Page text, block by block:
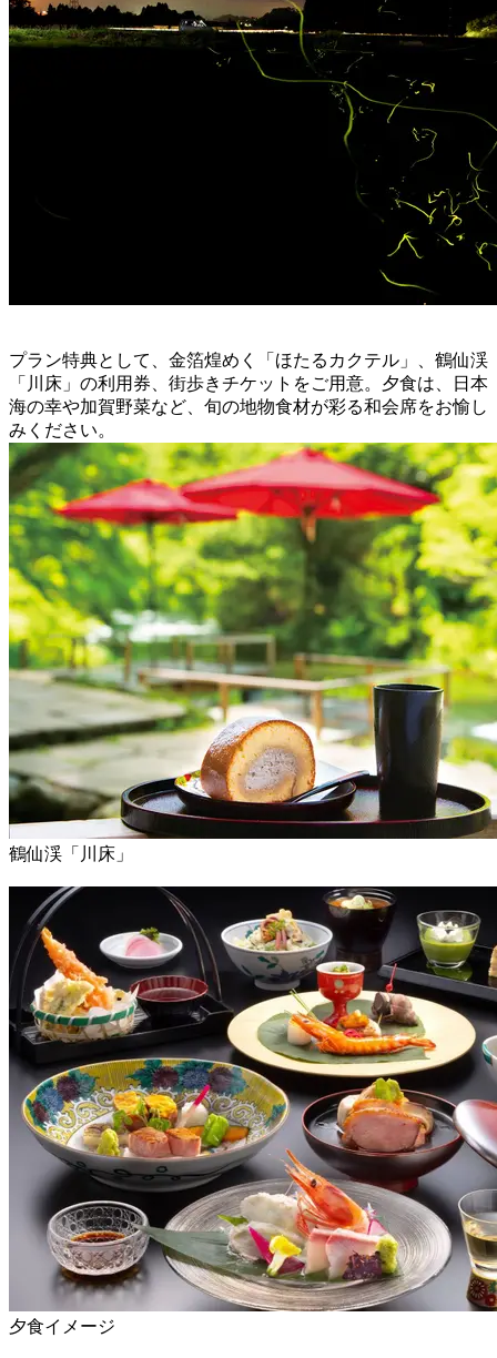
プラン特典として、金箔煌めく「ほたるカクテル」、鶴仙渓
「川床」の利用券、街歩きチケットをご用意。夕食は、日本
海の幸や加賀野菜など、旬の地物食材が彩る和会席をお愉し
みください。
鶴仙渓「川床」
夕食イメージ